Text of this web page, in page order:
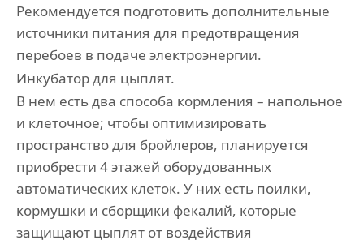
Рекомендуется подготовить дополнительные
источники питания для предотвращения
перебоев в подаче электроэнергии.
Инкубатор для цыплят.
В нем есть два способа кормления – напольное
и клеточное; чтобы оптимизировать
пространство для бройлеров, планируется
приобрести 4 этажей оборудованных
автоматических клеток. У них есть поилки,
кормушки и сборщики фекалий, которые
защищают цыплят от воздействия